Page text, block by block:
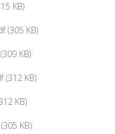
KB)
(305 KB)
KB)
(312 KB)
KB)
KB)